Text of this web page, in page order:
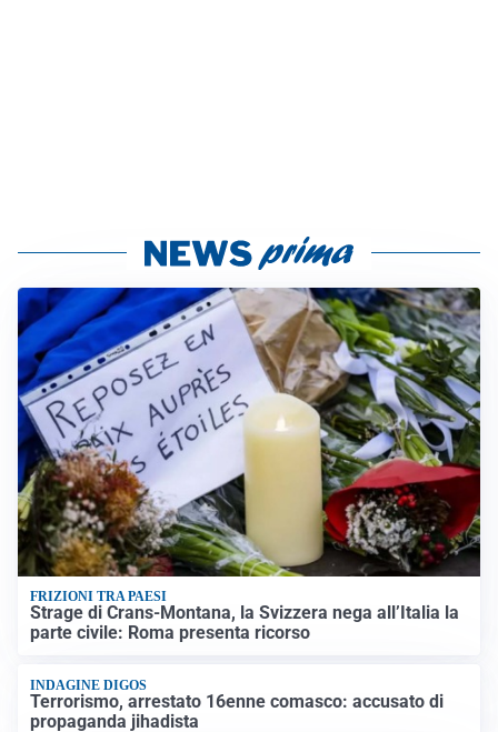
FRIZIONI TRA PAESI
Strage di Crans-Montana, la Svizzera nega all’Italia la
parte civile: Roma presenta ricorso
INDAGINE DIGOS
Terrorismo, arrestato 16enne comasco: accusato di
propaganda jihadista